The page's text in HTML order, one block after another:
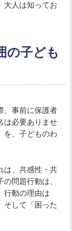
大人は知ってお
の子ども
、事前に保護者
は必要ありませ
を、子どものわ
は、共感性・共
問題行動は、
行動の理由は
そして「困った